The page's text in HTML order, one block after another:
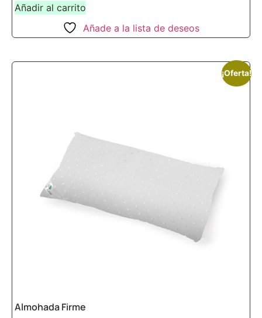
Añadir al carrito
Añade a la lista de deseos
¡Oferta!
Almohada Firme